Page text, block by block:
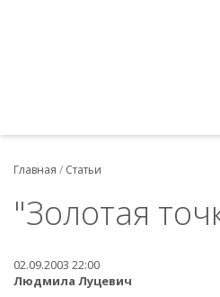
Главная / Статьи
"Золотая
02.09.2003 22:00
Людмила Луцевич